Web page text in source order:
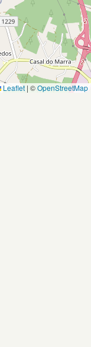
Leaflet | ©OpenStreetMap